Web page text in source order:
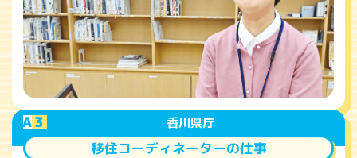
A3 香川県庁
移住コーディネーターの仕事